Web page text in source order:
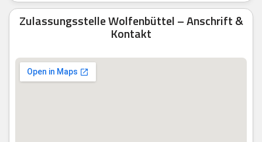
Zulassungsstelle Wolfenbüttel – Anschrift &
Kontakt